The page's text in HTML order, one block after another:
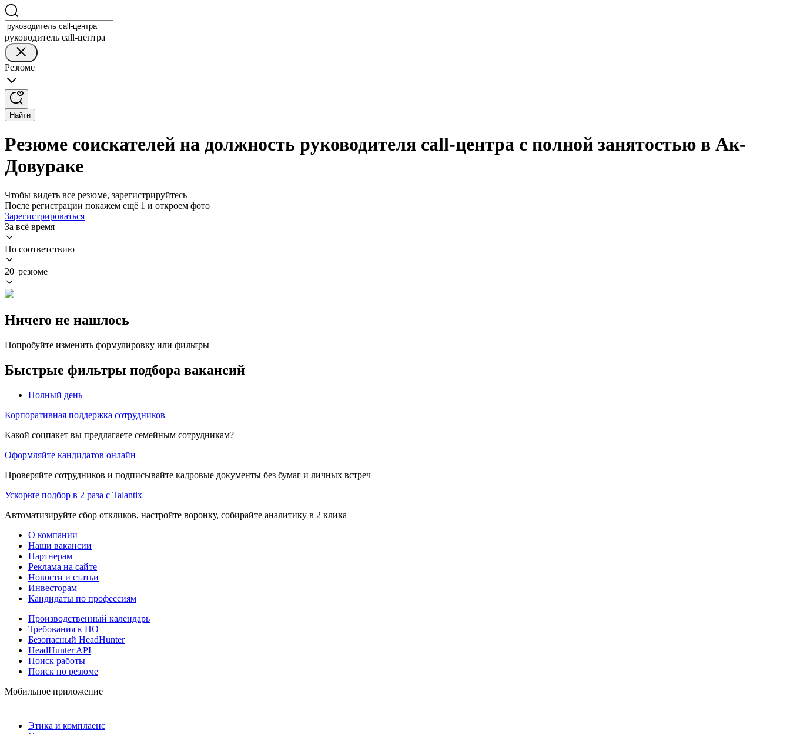
руководитель call-центра
Резюме
Найти
Резюме соискателей на должность руководителя call-центра с полной занятостью в Ак-
Довураке
Чтобы видеть все резюме, зарегистрируйтесь
После регистрации покажем ещё 1 и откроем фото
Зарегистрироваться
За всё время
По соответствию
20 резюме
Ничего не нашлось
Попробуйте изменить формулировку или фильтры
Быстрые фильтры подбора вакансий
Полный день
Корпоративная поддержка сотрудников
Какой соцпакет вы предлагаете семейным сотрудникам?
Оформляйте кандидатов онлайн
Проверяйте сотрудников и подписывайте кадровые документы без бумаг и личных встреч
Ускорьте подбор в 2 раза с Talantix
Автоматизируйте сбор откликов, настройте воронку, собирайте аналитику в 2 клика
О компании
Наши вакансии
Партнерам
Реклама на сайте
Новости и статьи
Инвесторам
Кандидаты по профессиям
Производственный календарь
Требования к ПО
Безопасный HeadHunter
HeadHunter API
Поиск работы
Поиск по резюме
Мобильное приложение
Этика и комплаенс